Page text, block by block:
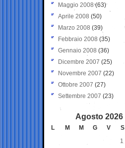
Maggio 2008(63)
Aprile 2008 (50)
Marzo 2008 (39)
Febbraio 2008 (35)
Gennaio 2008 (36)
Dicembre 2007 (25)
Novembre 2007 (22)
Ottobre 2007 (27)
Settembre 2007 (23)
Agosto 2026
L M M G V S
1